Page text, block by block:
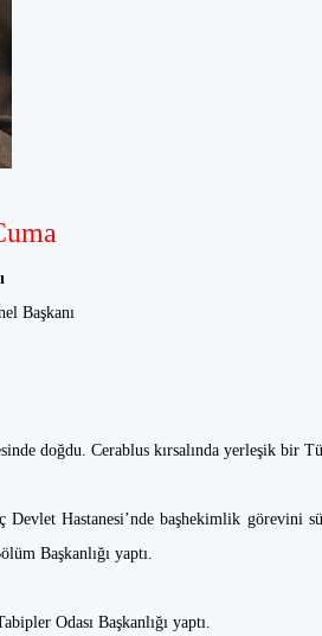
Başkanı
doğdu. Cerablus kırsalında yerleşik bir
Devlet Hastanesi’nde başhekimlik görevini
Başkanlığı yaptı.
Odası Başkanlığı yaptı.